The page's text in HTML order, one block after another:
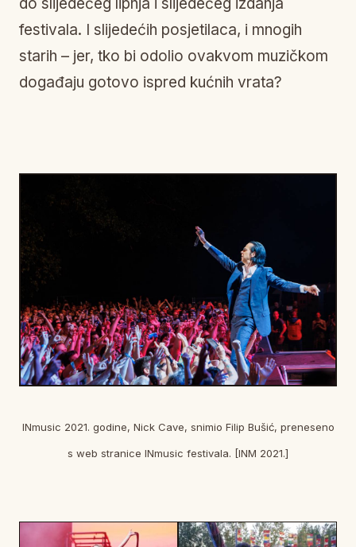
festivala. I slijedećih posjetilaca, i mnogih
starih – jer, tko bi odolio ovakvom muzičkom
događaju gotovo ispred kućnih vrata?
INmusic 2021. godine, Nick Cave, snimio Filip Bušić, preneseno
s web stranice INmusic festivala. [INM 2021.]